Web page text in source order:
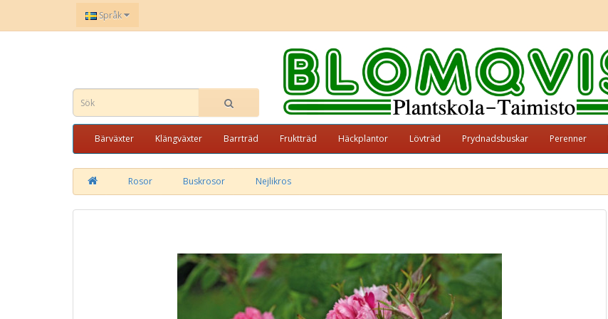
Språk
Bärväxter Klängväxter Barrträd Fruktträd Häckplantor Lövträd Prydnadsbuskar Perenner
Rosor Buskrosor Nejlikros